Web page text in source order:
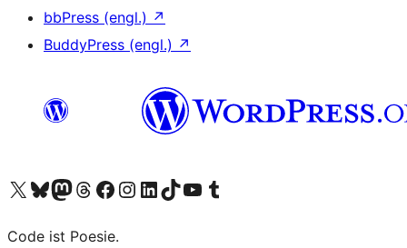
bbPress (engl.) ↗
BuddyPress (engl.) ↗
Unser X-Konto (früher Twitter) besuchen
Unser Bluesky-Konto besuchen
Unser Mastodon-Konto besuchen
Unser Threads-Konto besuchen
Unsere Facebook-Seite besuchen
Unser Instagram-Konto besuchen
Unser LinkedIn-Konto besuchen
Unser TikTok-Konto besuchen
Unseren YouTube-Kanal besuchen
Unser Tumblr-Konto besuchen
Code ist Poesie.